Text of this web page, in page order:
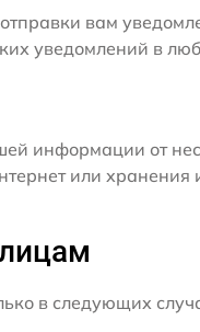
вам
уведомлений в
информации от
или
в следующих